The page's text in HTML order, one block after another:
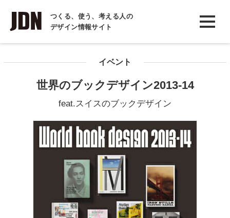
つくる、使う、考える人の
デザイン情報サイト
INTERVIEW
インタビュー
COLUMN
イベント
世界のブックデザイン2013-14
feat.スイスのブックデザイン